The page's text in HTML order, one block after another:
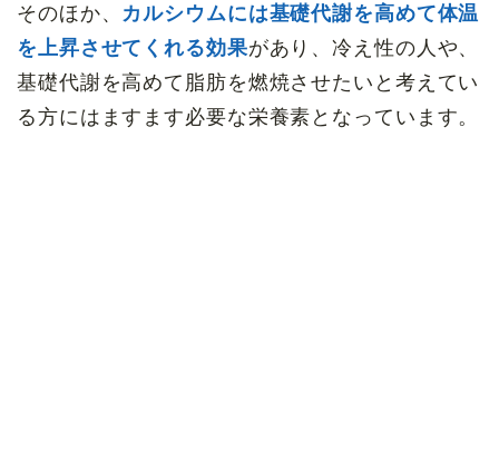
そのほか、 カルシウムには基礎代謝を高めて体温
を上昇させてくれる効果があり、冷え性の人や、
基礎代謝を高めて脂肪を燃焼させたいと考えてい
る方にはますます必要な栄養素となっています。